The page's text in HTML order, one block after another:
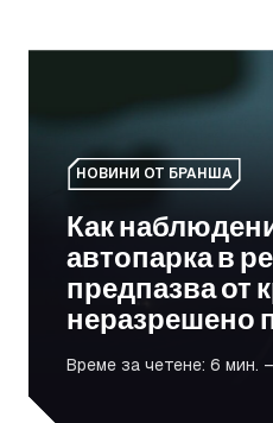
Как наблюдението на
НОВИНИ ОТ БРАНША
Как
автопарка в
предпазва от
неразрешено
Време за четене: 6 мин.